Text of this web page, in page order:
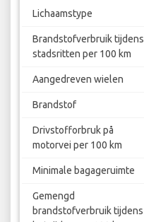
Lichaamstype
Brandstofverbruik tijdens
stadsritten per 100 km
Aangedreven wielen
Brandstof
Drivstofforbruk på
motorvei per 100 km
Minimale bagageruimte
Gemengd
brandstofverbruik tijdens